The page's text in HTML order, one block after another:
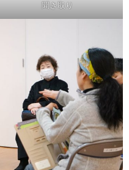
聞き取り